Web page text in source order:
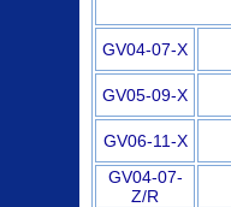
GV04-07-X
GV05-09-X
GV06-11-X
GV04-07-
Z/R